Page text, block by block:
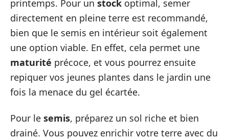
printemps. Pour un stock optimal, semer
directement en pleine terre est recommandé,
bien que le semis en intérieur soit également
une option viable. En effet, cela permet une
maturité précoce, et vous pourrez ensuite
repiquer vos jeunes plantes dans le jardin une
fois la menace du gel écartée.
Pour le semis, préparez un sol riche et bien
drainé. Vous pouvez enrichir votre terre avec du